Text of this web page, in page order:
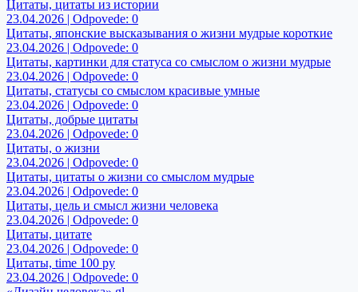
Цитаты, цитаты из истории
23.04.2026 | Odpovede: 0
Цитаты, японские высказывания о жизни мудрые короткие
23.04.2026 | Odpovede: 0
Цитаты, картинки для статуса со смыслом о жизни мудрые
23.04.2026 | Odpovede: 0
Цитаты, статусы со смыслом красивые умные
23.04.2026 | Odpovede: 0
Цитаты, добрые цитаты
23.04.2026 | Odpovede: 0
Цитаты, о жизни
23.04.2026 | Odpovede: 0
Цитаты, цитаты о жизни со смыслом мудрые
23.04.2026 | Odpovede: 0
Цитаты, цель и смысл жизни человека
23.04.2026 | Odpovede: 0
Цитаты, цитате
23.04.2026 | Odpovede: 0
Цитаты, time 100 ру
23.04.2026 | Odpovede: 0